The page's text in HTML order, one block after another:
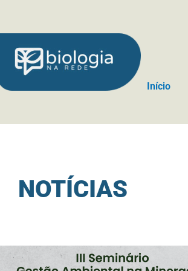
o
conteúdo
Início
NOTÍCIAS